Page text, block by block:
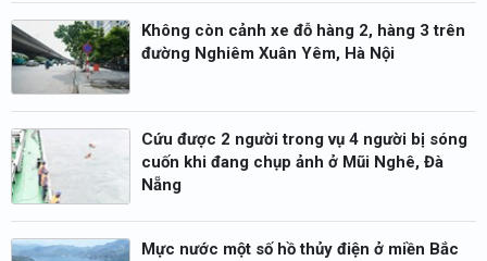
Không còn cảnh xe đỗ hàng 2, hàng 3 trên
đường Nghiêm Xuân Yêm, Hà Nội
Cứu được 2 người trong vụ 4 người bị sóng
cuốn khi đang chụp ảnh ở Mũi Nghê, Đà
Nẵng
Mực nước một số hồ thủy điện ở miền Bắc